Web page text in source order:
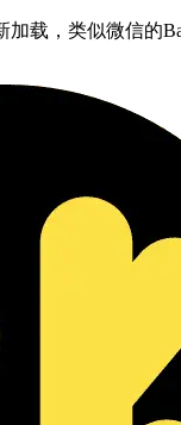
载，类似微信的